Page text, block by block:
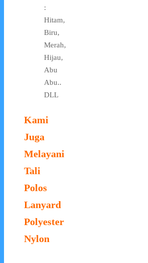
:
Hitam,
Biru,
Merah,
Hijau,
Abu
Abu..
DLL
Kami
Juga
Melayani
Tali
Polos
Lanyard
Polyester
Nylon